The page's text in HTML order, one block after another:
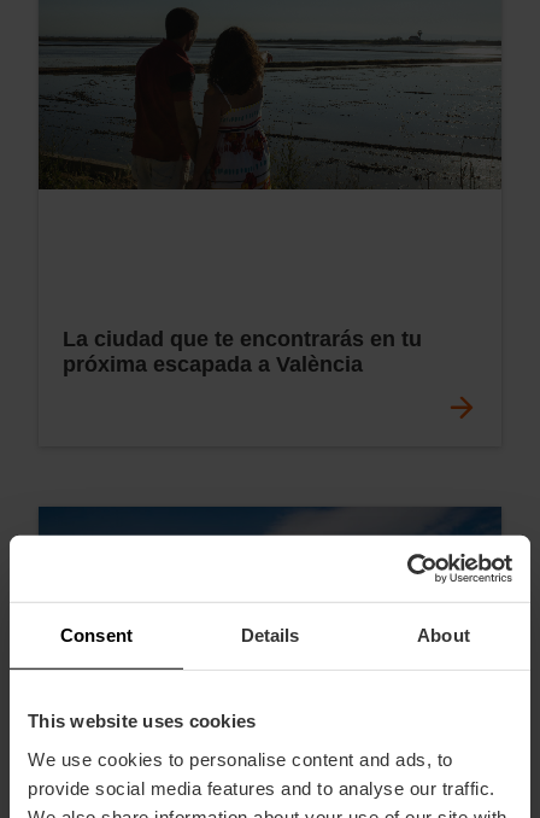
Consent Details About
This website uses cookies
We use cookies to personalise content and ads, to
provide social media features and to analyse our traffic.
La ciudad que te encontrarás en tu
próxima escapada a València